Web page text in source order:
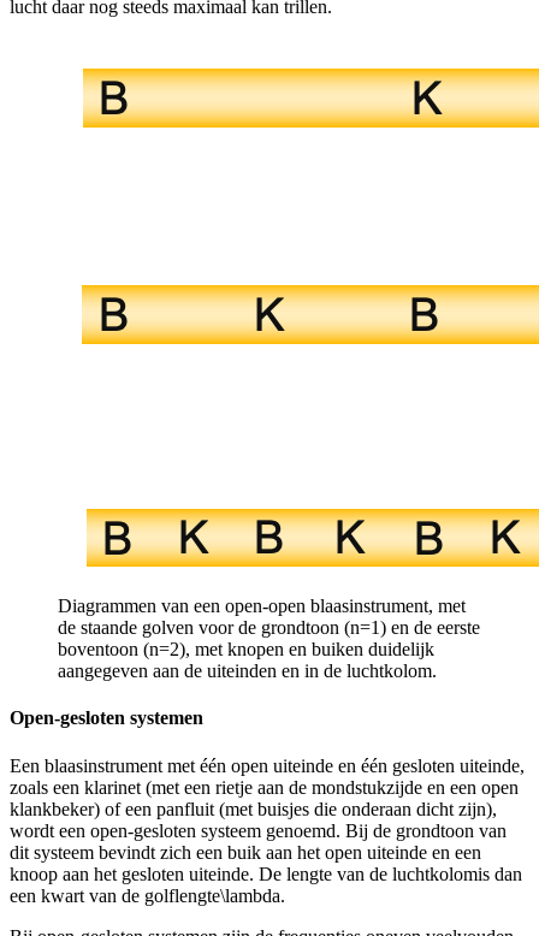
lucht daar nog steeds maximaal kan trillen.
Diagrammen van een open-open blaasinstrument, met
de staande golven voor de grondtoon (n=1) en de eerste
boventoon (n=2), met knopen en buiken duidelijk
aangegeven aan de uiteinden en in de luchtkolom.
Open-gesloten systemen
Een blaasinstrument met één open uiteinde en één gesloten uiteinde,
zoals een klarinet (met een rietje aan de mondstukzijde en een open
klankbeker) of een panfluit (met buisjes die onderaan dicht zijn),
wordt een open-gesloten systeem genoemd. Bij de grondtoon van
dit systeem bevindt zich een buik aan het open uiteinde en een
knoop aan het gesloten uiteinde. De lengte van de luchtkolomis dan
een kwart van de golflengte\lambda.